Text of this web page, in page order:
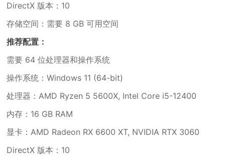
DirectX 版本：10
存储空间：需要 8 GB 可用空间
推荐配置：
需要 64 位处理器和操作系统
操作系统：Windows 11 (64-bit)
处理器：AMD Ryzen 5 5600X, Intel Core i5-12400
内存：16 GB RAM
显卡：AMD Radeon RX 6600 XT, NVIDIA RTX 3060
DirectX 版本：10